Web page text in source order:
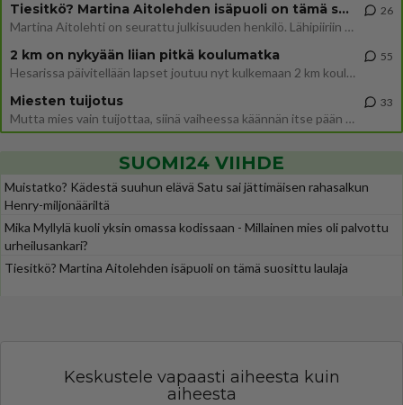
Tiesitkö? Martina Aitolehden isäpuoli on tämä suosittu laulaja
Martina Aitolehti on seurattu julkisuuden henkilö. Lähipiiriin mahtuu muitakin tunnettuja henkilöitä. Tiesitkö, että Ma
26
2 km on nykyään liian pitkä koulumatka
Hesarissa päivitellään lapset joutuu nyt kulkemaan 2 km kouluun jösses. Ruostefillarilla tuo matka menee vaikka miten äk
55
Miesten tuijotus
Mutta mies vain tuijottaa, siinä vaiheessa käännän itse pään pois. Mikä juttu? Yleensä jos joku tuijottaa tai katsoo, hä
33
SUOMI24 VIIHDE
Muistatko? Kädestä suuhun elävä Satu sai jättimäisen rahasalkun
Henry-miljonääriltä
Mika Myllylä kuoli yksin omassa kodissaan - Millainen mies oli palvottu
urheilusankari?
Tiesitkö? Martina Aitolehden isäpuoli on tämä suosittu laulaja
Keskustele vapaasti aiheesta kuin
aiheesta